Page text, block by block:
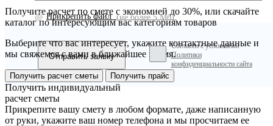
Прикрепить файл(не более 5 Мб)
Согласен с условиями
Политики
конфиденциальности сайта
Получите расчет по смете с экономией до 30%, или скачайте
каталог по интересующим вас категориям товаров
Выберите что вас интересует, укажите контактные данные и
мы свяжемся с вами в ближайшее время.
Получить расчет сметы Получить прайс
Получить индивидуальный
расчет сметы
Прикрепите вашу смету в любом формате, даже написанную
от руки, укажите ваш номер телефона и мы просчитаем ее